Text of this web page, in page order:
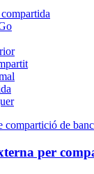
per